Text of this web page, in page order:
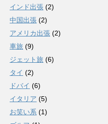
インド出張 (2)
中国出張 (2)
アメリカ出張 (2)
車旅 (9)
ジェット旅 (6)
タイ (2)
ドバイ (6)
イタリア (5)
お笑い系 (1)